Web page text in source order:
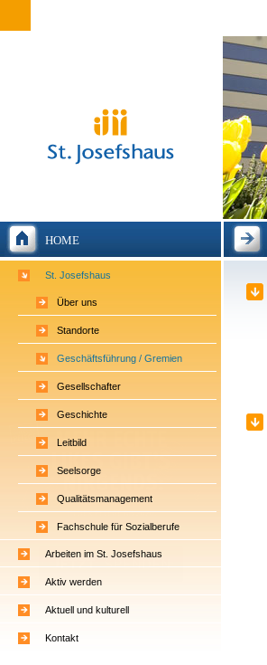
HOME
St. Josefshaus
Arbeiten im St. Josefshaus
Aktiv werden
Aktuell und kulturell
Kontakt
Über uns
Standorte
Geschäftsführung / Gremien
Gesellschafter
Geschichte
Leitbild
Seelsorge
Qualitätsmanagement
Fachschule für Sozialberufe